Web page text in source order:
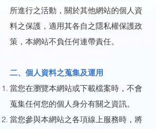
所進行之活動，關於其他網站的個人資
料之保護，適用其各自之隱私權保護政
策，本網站不負任何連帶責任。
二、個人資料之蒐集及運用
當您在瀏覽本網站或下載檔案時，不會
蒐集任何您的個人身分有關之資訊。
當您參與本網站之各項線上服務時，將